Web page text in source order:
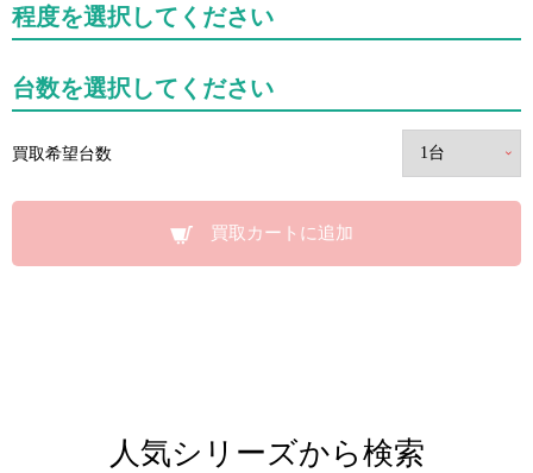
程度を選択してください
台数を選択してください
買取希望台数
買取カートに追加
人気シリーズから検索